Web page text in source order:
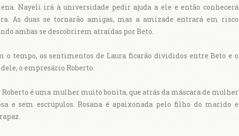
Nayeli irá à universidade pedir ajuda a ele e então conhecerá
As duas se tornarão amigas, mas a amizade entrará em risco
ambas se descobrirem atraídas por Beto.
o tempo, os sentimentos de Laura ficarão divididos entre Beto e o
o empresário Roberto.
Roberto é uma mulher muito bonita, que atrás da máscara de mulher
e sem escrúpulos. Rosana é apaixonada pelo filho do marido e